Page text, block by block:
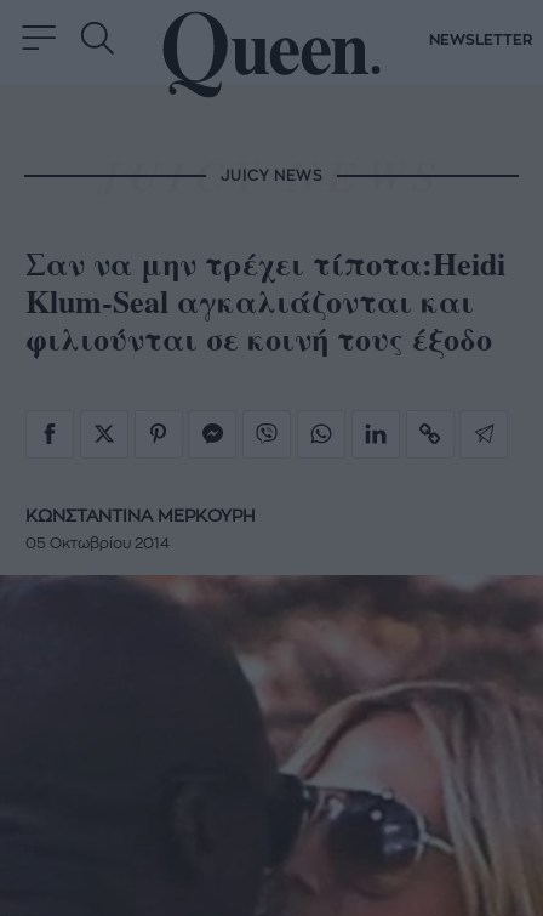
NEWSLETTER
JUICY NEWS
Σαν να μην τρέχει τίποτα:Heidi
Klum-Seal αγκαλιάζονται και
φιλιούνται σε κοινή τους έξοδο
ΚΩΝΣΤΑΝΤΙΝΑ ΜΕΡΚΟΥΡΗ
05 Οκτωβρίου 2014